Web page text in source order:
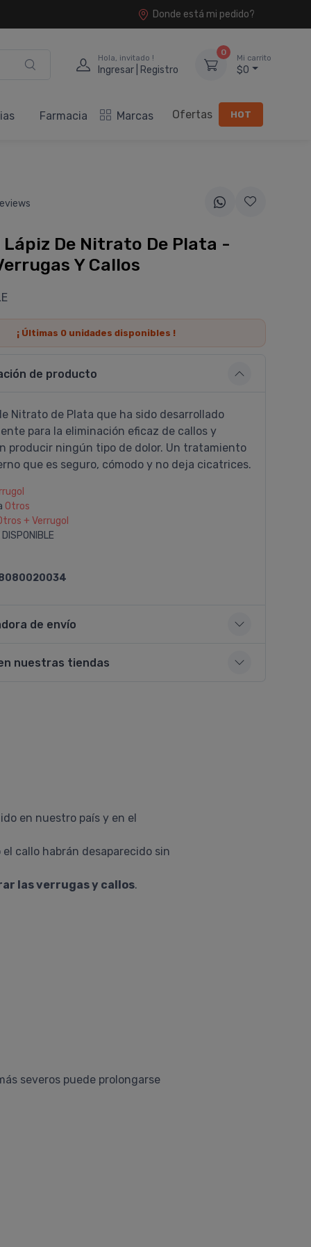
Donde está mi pedido?
Hola, invitado !
Ingresar | Registro
0
Mi carrito
$0
Farmacia Marcas Ofertas HOT
De Nitrato De Plata -
Y Callos
¡ Últimas 0 unidades disponibles !
de producto
Nitrato de Plata que ha sido desarrollado
para la eliminación eficaz de callos y
producir ningún tipo de dolor. Un tratamiento
que es seguro, cómodo y no deja cicatrices.
Otros
+ Verrugol
DISPONIBLE
de envío
nuestras tiendas
en nuestro país y en el
callo habrán desaparecido sin
las verrugas y callos.
severos puede prolongarse